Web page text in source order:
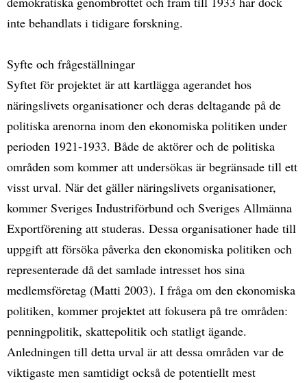
inte behandlats i tidigare forskning.
Syfte och frågeställningar
Syftet för projektet är att kartlägga agerandet hos
näringslivets organisationer och deras deltagande på de
politiska arenorna inom den ekonomiska politiken under
perioden 1921-1933. Både de aktörer och de politiska
områden som kommer att undersökas är begränsade till ett
visst urval. När det gäller näringslivets organisationer,
kommer Sveriges Industriförbund och Sveriges Allmänna
Exportförening att studeras. Dessa organisationer hade till
uppgift att försöka påverka den ekonomiska politiken och
representerade då det samlade intresset hos sina
medlemsföretag (Matti 2003). I fråga om den ekonomiska
politiken, kommer projektet att fokusera på tre områden:
penningpolitik, skattepolitik och statligt ägande.
Anledningen till detta urval är att dessa områden var de
viktigaste men samtidigt också de potentiellt mest